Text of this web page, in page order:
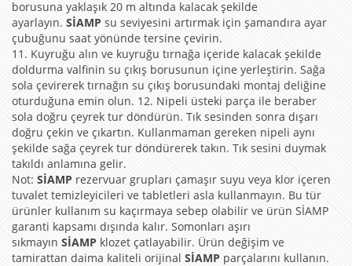
borusuna yaklaşık 20 m altında kalacak şekilde
ayarlayın. SİAMP su seviyesini artırmak için şamandıra ayar
çubuğunu saat yönünde tersine çevirin.
11. Kuyruğu alın ve kuyruğu tırnağa içeride kalacak şekilde
doldurma valfinin su çıkış borusunun içine yerleştirin. Sağa
sola çevirerek tırnağın su çıkış borusundaki montaj deliğine
oturduğuna emin olun. 12. Nipeli üsteki parça ile beraber
sola doğru çeyrek tur döndürün. Tık sesinden sonra dışarı
doğru çekin ve çıkartın. Kullanmaman gereken nipeli aynı
şekilde sağa çeyrek tur döndürerek takın. Tık sesini duymak
takıldı anlamına gelir.
Not: SİAMP rezervuar grupları çamaşır suyu veya klor içeren
tuvalet temizleyicileri ve tabletleri asla kullanmayın. Bu tür
ürünler kullanım su kaçırmaya sebep olabilir ve ürün SİAMP
garanti kapsamı dışında kalır. Somonları aşırı
sıkmayın SİAMP klozet çatlayabilir. Ürün değişim ve
tamirattan daima kaliteli orijinal SİAMP parçalarını kullanın.